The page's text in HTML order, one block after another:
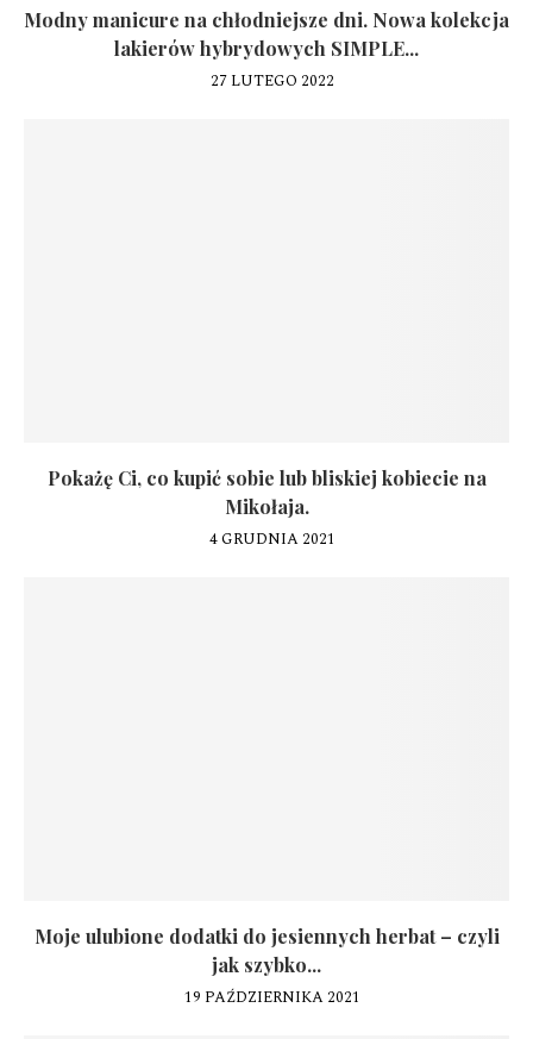
Modny manicure na chłodniejsze dni. Nowa kolekcja
lakierów hybrydowych SIMPLE...
27 LUTEGO 2022
Pokażę Ci, co kupić sobie lub bliskiej kobiecie na
Mikołaja.
4 GRUDNIA 2021
Moje ulubione dodatki do jesiennych herbat – czyli
jak szybko...
19 PAŹDZIERNIKA 2021